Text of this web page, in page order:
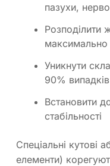
пазухи,
Розподілити
максимально
Уникнути
90% випадків
Встановити
стабільності
Спеціальні кутові
елементи)